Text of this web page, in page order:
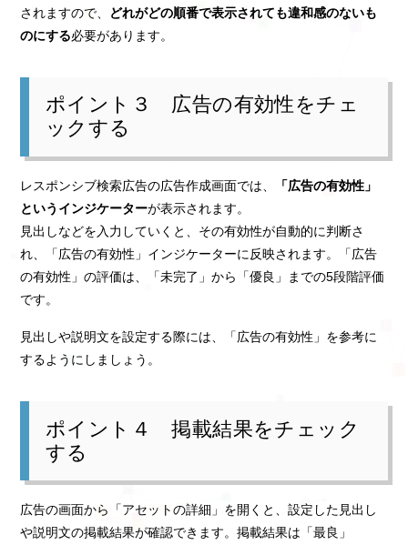
されますので、 どれがどの順番で表示されても違和感のないも
のにする必要があります。
ポイント３ 広告の有効性をチェ
ックする
レスポンシブ検索広告の広告作成画面では、
「広告の有効性」
というインジケーターが表示されます。
見出しなどを入力していくと、その有効性が自動的に判断さ
れ、「広告の有効性」インジケーターに反映されます。「広告
の有効性」の評価は、「未完了」から「優良」までの5段階評価
です。
見出しや説明文を設定する際には、「広告の有効性」を参考に
するようにしましょう。
ポイント４ 掲載結果をチェック
する
広告の画面から「アセットの詳細」を開くと、設定した見出し
や説明文の掲載結果が確認できます。掲載結果は「最良」